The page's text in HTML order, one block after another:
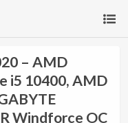
– AMD
i5 10400, AMD
Windforce OC